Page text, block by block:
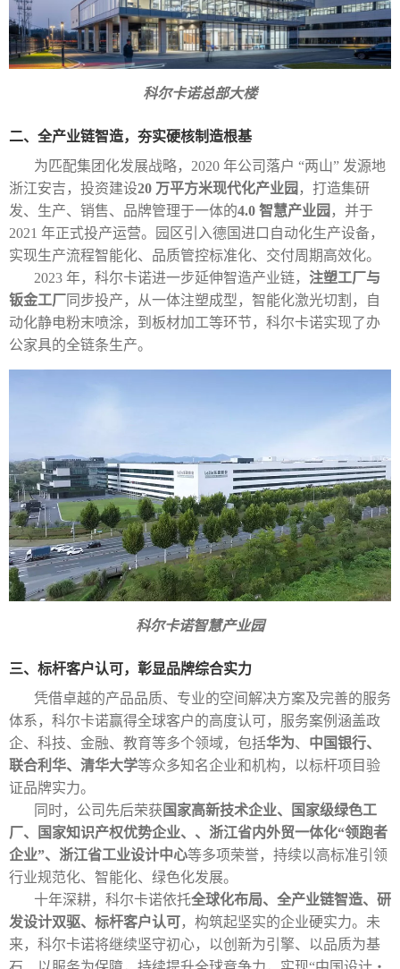
科尔卡诺总部大楼
二、全产业链智造，夯实硬核制造根基
为匹配集团化发展战略， 2020 年公司落户 “两山” 发源地
浙江安吉，投资建设20 万平方米现代化产业园 ，打造集研
发、生产、销售、品牌管理于一体的4.0 智慧产业园 ，并于
2021 年正式投产运营。园区引入德国进口自动化生产设备，
实现生产流程智能化、品质管控标准化、交付周期高效化。
2023 年，科尔卡诺进一步延伸智造产业链， 注塑工厂与
钣金工厂 同步投产，从一体注塑成型，智能化激光切割，自
动化静电粉末喷涂，到板材加工等环节，科尔卡诺实现了办
公家具的全链条生产。
科尔卡诺智慧产业园
三、标杆客户认可，彰显品牌综合实力
凭借卓越的产品品质、专业的空间解决方案及完善的服务
体系，科尔卡诺赢得全球客户的高度认可，服务案例涵盖政
企、科技、金融、教育等多个领域，包括华为、 中国银行、
联合利华、清华大学等众多知名企业和机构，以标杆项目验
证品牌实力。
同时，公司先后荣获 国家高新技术企业、国家级绿色工
厂、国家知识产权优势企业、、浙江省内外贸一体化“领跑者
企业”、浙江省工业设计中心等多项荣誉，持续以高标准引领
行业规范化、智能化、绿色化发展。
十年深耕，科尔卡诺依托全球化布局、全产业链智造、研
发设计双驱、标杆客户认可，构筑起坚实的企业硬实力。未
来，科尔卡诺将继续坚守初心，以创新为引擎、以品质为基